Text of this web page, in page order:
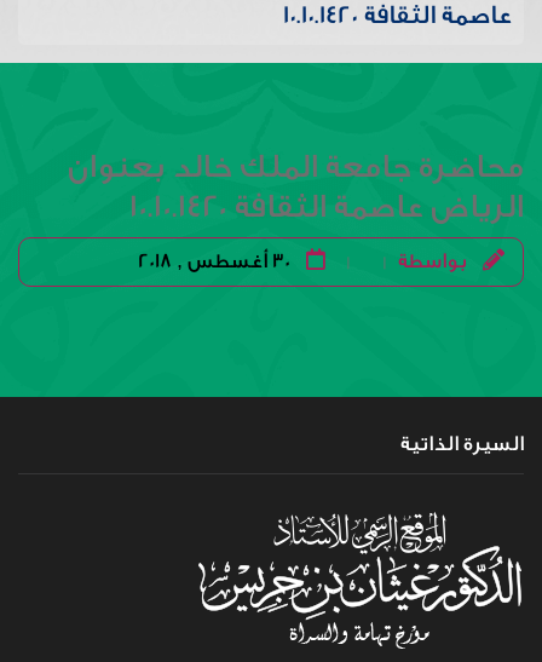
عاصمة الثقافة 10.10.1420
محاضرة جامعة الملك خالد بعنوان
الرياض عاصمة الثقافة 10.10.1420
بواسطة |
| 30 أغسطس , 2018
السيرة الذاتية